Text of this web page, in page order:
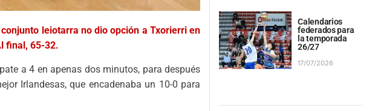
leiotarra no dio opción a Txorierri en
final, 65-32.
a 4 en apenas dos minutos, para después
Irlandesas, que encadenaba un 10-0 para
Calendarios
federados para
la temporada
26/27
17/07/2026